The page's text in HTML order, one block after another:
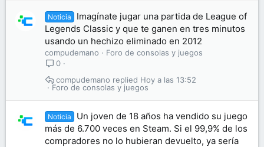
Noticia
Imagínate jugar una partida de League of
Legends Classic y que te ganen en tres minutos
usando un hechizo eliminado en 2012
compudemano
Foro de consolas y juegos
0
Foro de consolas y juegos
Hoy a las 13:52
compudemano
Noticia
Un joven de 18 años ha vendido su juego
más de 6.700 veces en Steam. Si el 99,9% de los
compradores no lo hubieran devuelto, ya sería